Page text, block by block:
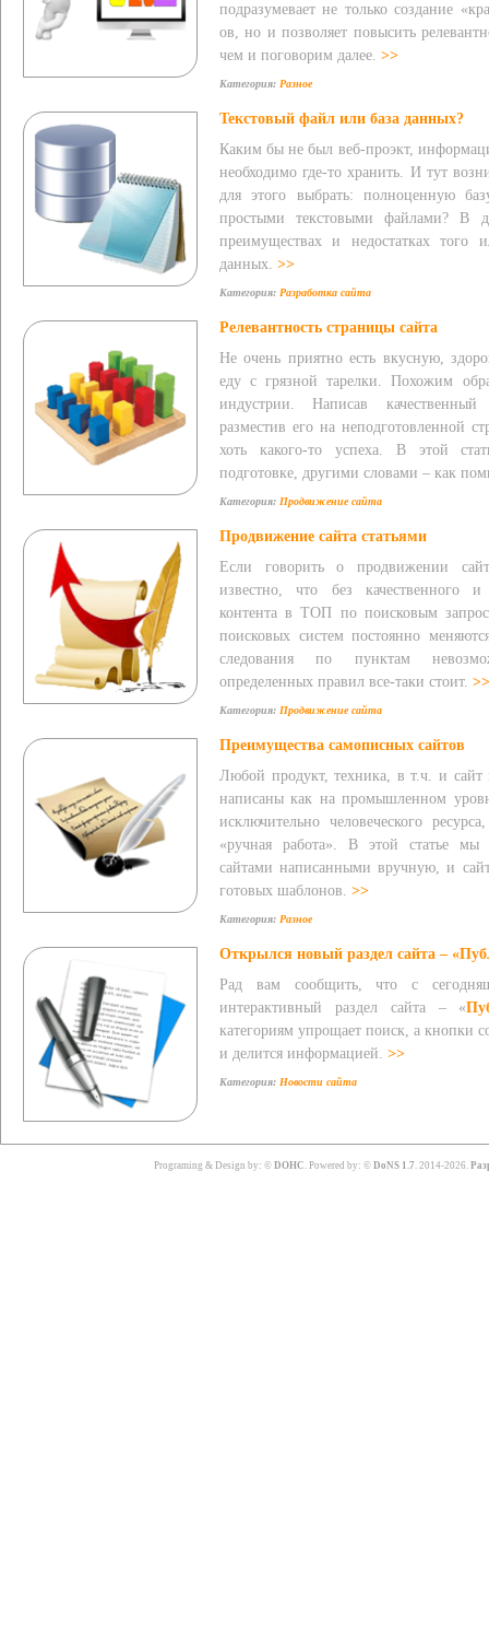
подразумевает не только создание
ов, но и позволяет повысить
чем и поговорим далее. >>
Категория: Разное
Текстовый файл или база данных?
Каким бы не был веб-проэкт,
необходимо где-то хранить. И тут
для этого выбрать: полноценную
простыми текстовыми файлами? В
преимуществах и недостатках того
данных. >>
Категория: Разработка сайта
Релевантность страницы сайта
Не очень приятно есть вкусную,
еду с грязной тарелки. Похожим
индустрии. Написав
разместив его на неподготовленной
хоть какого-то успеха. В этой
подготовке, другими словами – как
Категория: Продвижение сайта
Продвижение сайта статьями
Если говорить о продвижении
известно, что без качественного и
контента в ТОП по поисковым
поисковых систем постоянно
следования по пунктам
определенных правил все-таки стоит. >>
Категория: Продвижение сайта
Преимущества самописных сайтов
Любой продукт, техника, в т.ч. и сайт
написаны как на промышленном
исключительно человеческого
«ручная работа». В этой статье
сайтами написанными вручную, и
готовых шаблонов. >>
Категория: Разное
Открылся новый раздел сайта –
Рад вам сообщить, что с
интерактивный раздел сайта – «
категориям упрощает поиск, а кнопки
и делится информацией. >>
Категория: Новости сайта
Programing & Design by: © DOHC. Powered by: © DoNS 1.7. 2014-2026.